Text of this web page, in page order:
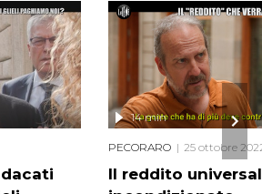
Il reddito
14 min
PECORARO 25 ottobre